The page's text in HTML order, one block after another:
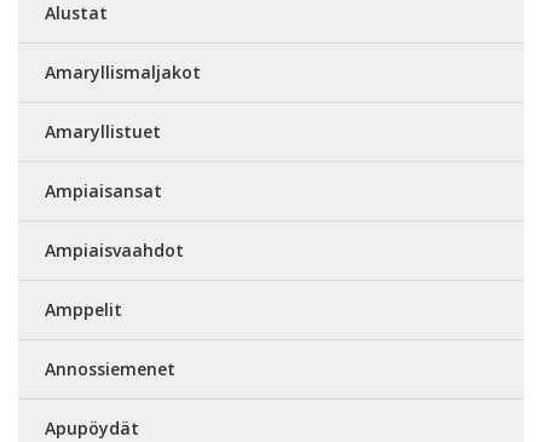
Alustat
Amaryllismaljakot
Amaryllistuet
Ampiaisansat
Ampiaisvaahdot
Amppelit
Annossiemenet
Apupöydät